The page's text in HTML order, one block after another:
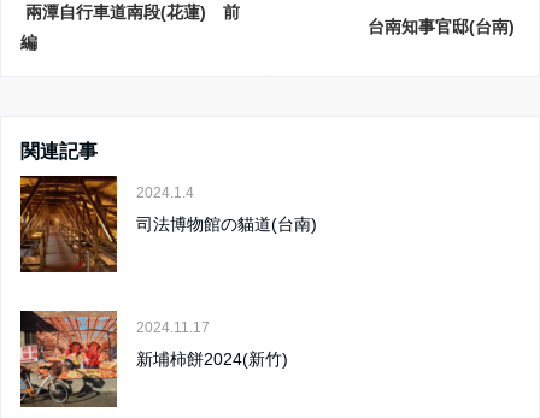
兩潭自行車道南段(花蓮) 前
編
台南知事官邸(台南)
関連記事
2024.1.4
司法博物館の貓道(台南)
2024.11.17
新埔柿餅2024(新竹)